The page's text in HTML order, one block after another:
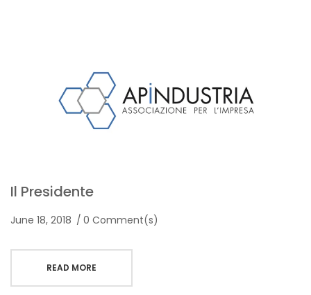
Il Presidente
June 18, 2018 0 Comment(s)
READ MORE